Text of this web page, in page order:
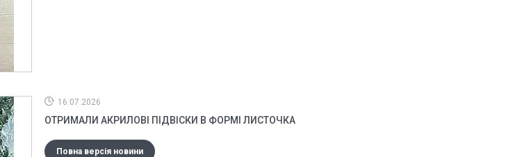
16.07.2026
ОТРИМАЛИ АКРИЛОВІ ПІДВІСКИ В ФОРМІ ЛИСТОЧКА
Повна версія новини